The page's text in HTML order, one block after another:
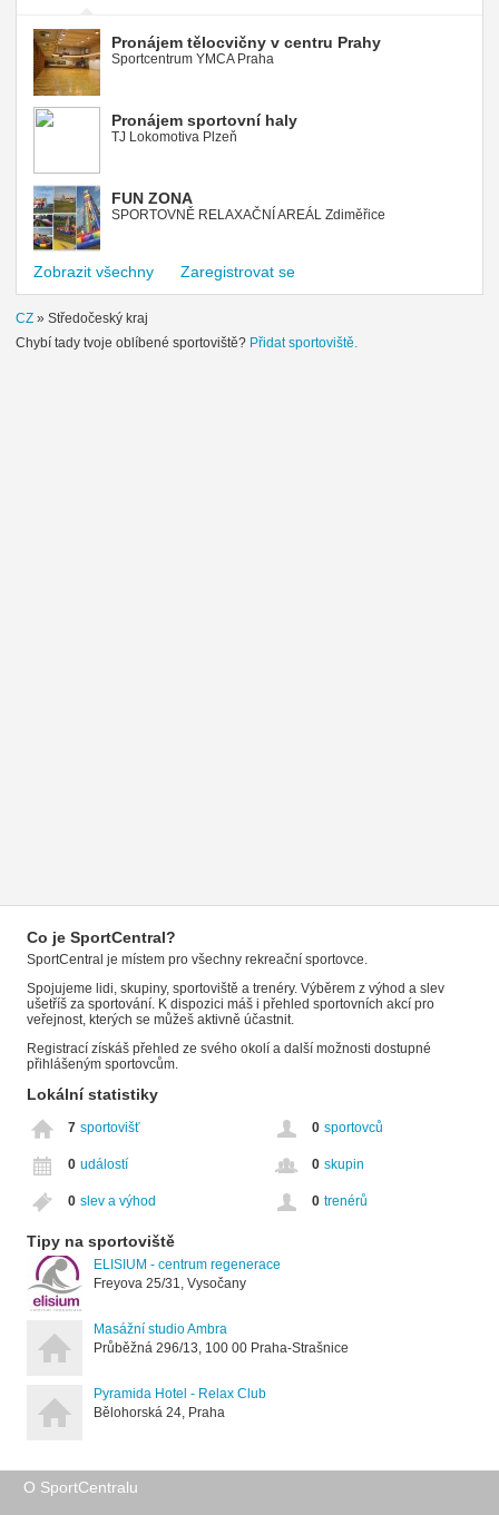
Pronájem tělocvičny v centru Prahy
Sportcentrum YMCA Praha
Pronájem sportovní haly
TJ Lokomotiva Plzeň
FUN ZONA
SPORTOVNĚ RELAXAČNÍ AREÁL Zdiměřice
Zobrazit všechny Zaregistrovat se
CZ » Středočeský kraj
Chybí tady tvoje oblíbené sportoviště? Přidat sportoviště.
Co je SportCentral?
SportCentral je místem pro všechny rekreační sportovce.
Spojujeme lidi, skupiny, sportoviště a trenéry. Výběrem z výhod a slev
ušetříš za sportování. K dispozici máš i přehled sportovních akcí pro
veřejnost, kterých se můžeš aktivně účastnit.
Registrací získáš přehled ze svého okolí a další možnosti dostupné
přihlášeným sportovcům.
Lokální statistiky
7 sportovišť 0 sportovců
0 událostí 0 skupin
0 slev a výhod 0 trenérů
Tipy na sportoviště
ELISIUM - centrum regenerace
Freyova 25/31, Vysočany
Masážní studio Ambra
Průběžná 296/13, 100 00 Praha-Strašnice
Pyramida Hotel - Relax Club
Bělohorská 24, Praha
O SportCentralu